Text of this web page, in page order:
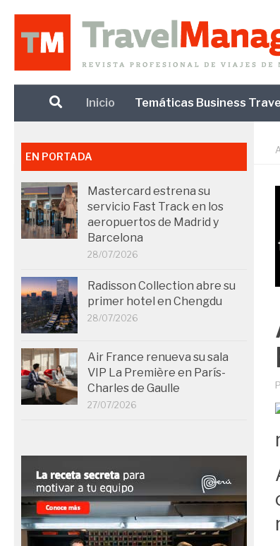
Debajo del contenido
Inicio Temáticas Business
EN PORTADA
Mastercard estrena su
servicio Fast Track en los
aeropuertos de Madrid y
Barcelona
28/07/2026
Radisson Collection abre su
primer hotel en Chengdu
28/07/2026
Air France renueva su sala
VIP La Première en París-
Charles de Gaulle
27/07/2026